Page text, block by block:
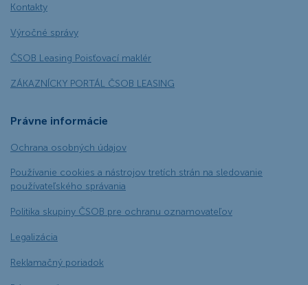
Kontakty
Výročné správy
ČSOB Leasing Poisťovací maklér
ZÁKAZNÍCKY PORTÁL ČSOB LEASING
Právne informácie
Ochrana osobných údajov
Používanie cookies a nástrojov tretích strán na sledovanie
používateľského správania
Politika skupiny ČSOB pre ochranu oznamovateľov
Legalizácia
Reklamačný poriadok